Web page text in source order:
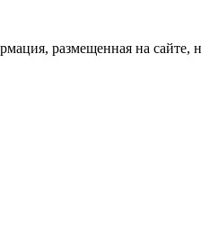
размещенная на сайте,